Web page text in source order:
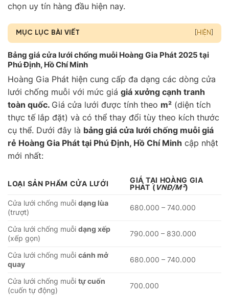
chọn uy tín hàng đầu hiện nay.
MỤC LỤC BÀI VIẾT HIỆN
Bảng giá cửa lưới chống muỗi Hoàng Gia Phát 2025 tại
Phú Định, Hồ Chí Minh
Hoàng Gia Phát hiện cung cấp đa dạng các dòng cửa
lưới chống muỗi với mức giá giá xưởng cạnh tranh
toàn quốc. Giá cửa lưới được tính theo m² (diện tích
thực tế lắp đặt) và có thể thay đổi tùy theo kích thước
cụ thể. Dưới đây là bảng giá cửa lưới chống muỗi giá
rẻ Hoàng Gia Phát tại Phú Định, Hồ Chí Minh cập nhật
mới nhất:
LOẠI SẢN PHẨM CỬA LƯỚI
GIÁ TẠI HOÀNG GIA
PHÁT ( VNĐ/M²)
Cửa lưới chống muỗi dạng lùa
(trượt)
680.000 – 740.000
Cửa lưới chống muỗi dạng xếp
(xếp gọn)
790.000 – 830.000
Cửa lưới chống muỗi cánh mở
quay
680.000 – 740.000
Cửa lưới chống muỗi tự cuốn
(cuốn tự động)
700.000